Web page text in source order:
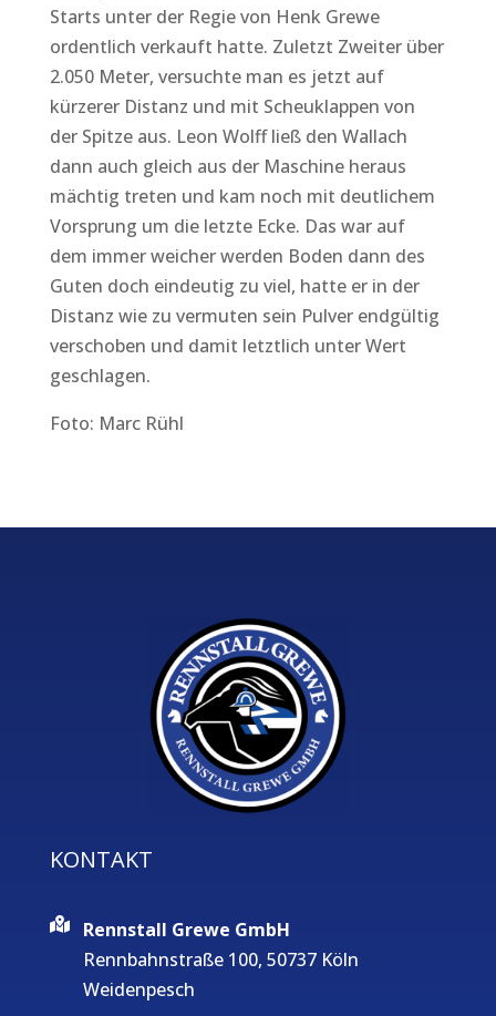
Starts unter der Regie von Henk Grewe
ordentlich verkauft hatte. Zuletzt Zweiter über
2.050 Meter, versuchte man es jetzt auf
kürzerer Distanz und mit Scheuklappen von
der Spitze aus. Leon Wolff ließ den Wallach
dann auch gleich aus der Maschine heraus
mächtig treten und kam noch mit deutlichem
Vorsprung um die letzte Ecke. Das war auf
dem immer weicher werden Boden dann des
Guten doch eindeutig zu viel, hatte er in der
Distanz wie zu vermuten sein Pulver endgültig
verschoben und damit letztlich unter Wert
geschlagen.
Foto: Marc Rühl
KONTAKT
Rennstall Grewe GmbH
Rennbahnstraße 100, 50737 Köln
Weidenpesch